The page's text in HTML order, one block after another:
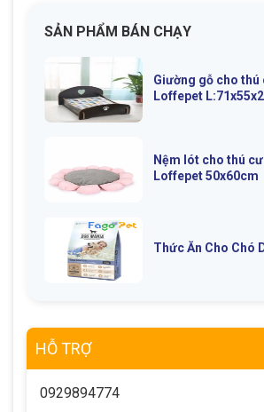
SẢN PHẨM BÁN CHẠY
Giường gỗ cho thú
Loffepet
Nệm lót cho thú
Loffepet 50x60cm
Thức Ăn Cho Chó
HỖ TRỢ
0929894774